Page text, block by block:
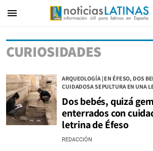
menu
CURIOSIDADES
ARQUEOLOGÍA | EN ÉFESO, DOS
CUIDADOSA SEPULTURA EN UNA
Dos bebés, quizá
enterrados con
letrina de Éfeso
REDACCIÓN